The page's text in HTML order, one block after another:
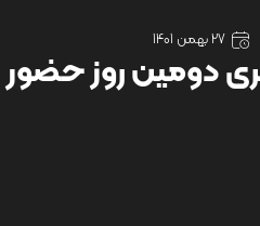
27 بهمن 1401
دومین روز حضور